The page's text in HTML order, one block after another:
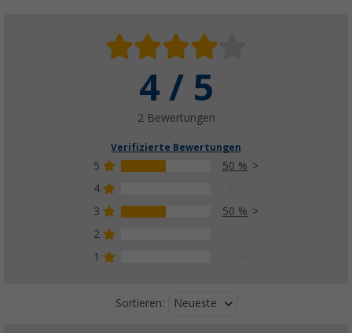
4 / 5
2 Bewertungen
Verifizierte Bewertungen
5
50 %
4
3
50 %
2
1
Sortieren: Neueste